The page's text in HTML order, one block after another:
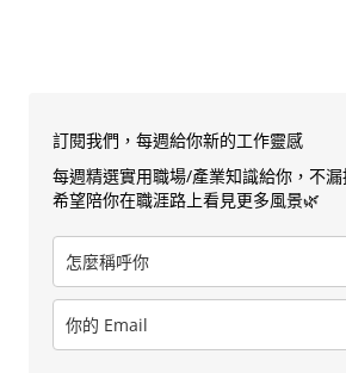
訂閱我們，每週給你新的工作靈感
每週精選實用職場/產業知識給你，不漏
希望陪你在職涯路上看見更多風景🌿